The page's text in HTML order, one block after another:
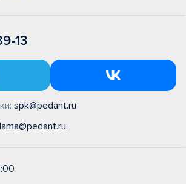
13
spk@pedant.ru